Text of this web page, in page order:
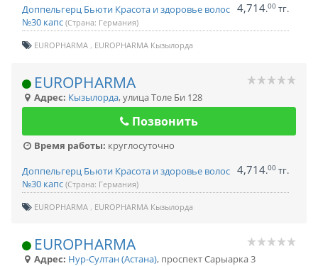
Доппельгерц Бьюти Красота и здоровье волос
№30 капс (Страна: Германия)
4,714.00 тг.
EUROPHARMA EUROPHARMA Кызылорда
EUROPHARMA
Адрес: Кызылорда,улица Толе Би 128
Позвонить
Время работы: круглосуточно
Доппельгерц Бьюти Красота и здоровье волос
№30 капс (Страна: Германия)
4,714.00 тг.
EUROPHARMA EUROPHARMA Кызылорда
EUROPHARMA
Адрес: Нур-Султан (Астана), проспект Сарыарка 3